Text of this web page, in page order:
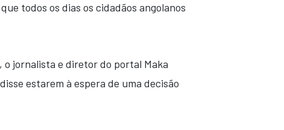
todos os dias os cidadãos angolanos
jornalista e diretor do portal Maka
estarem à espera de uma decisão